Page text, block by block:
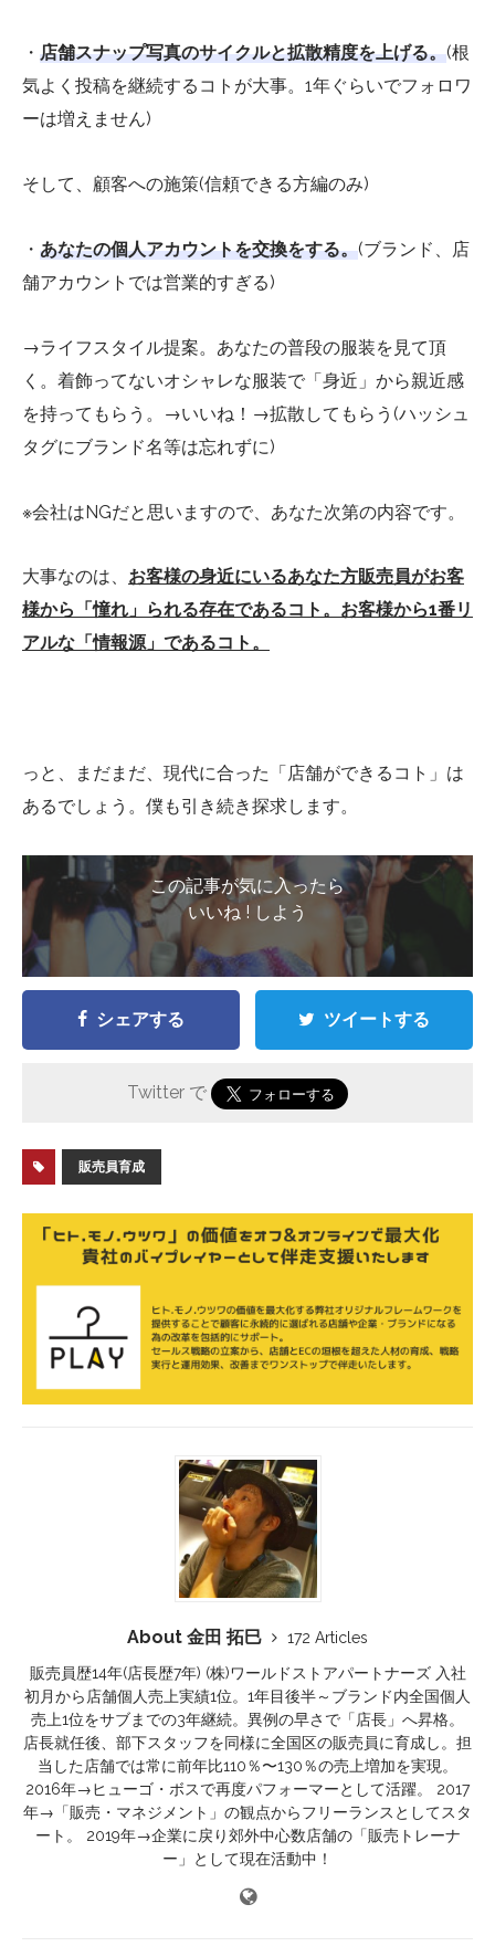
・ 店舗スナップ写真のサイクルと拡散精度を上げる。(根
気よく投稿を継続するコトが大事。1年ぐらいでフォロワ
ーは増えません)
そして、顧客への施策(信頼できる方編のみ)
・ あなたの個人アカウントを交換をする。(ブランド、店
舗アカウントでは営業的すぎる)
→ライフスタイル提案。あなたの普段の服装を見て頂
く。着飾ってないオシャレな服装で「身近」から親近感
を持ってもらう。→いいね！→拡散してもらう(ハッシュ
タグにブランド名等は忘れずに)
※会社はNGだと思いますので、あなた次第の内容です。
大事なのは、 お客様の身近にいるあなた方販売員がお客
様から「憧れ」られる存在であるコト。お客様から1番リ
アルな「情報源」であるコト。
っと、まだまだ、現代に合った「店舗ができるコト」は
あるでしょう。僕も引き続き探求します。
この記事が気に入ったら
いいね ! しよう
シェアする ツイートする
Twitter で
販売員育成
About 金田 拓巳
172 Articles
販売員歴14年(店長歴7年) (株)ワールドストアパートナーズ 入社
初月から店舗個人売上実績1位。1年目後半～ブランド内全国個人
売上1位をサブまでの3年継続。異例の早さで「店長」へ昇格。
店長就任後、部下スタッフを同様に全国区の販売員に育成し。担
当した店舗では常に前年比110％〜130％の売上増加を実現。
2016年→ヒューゴ・ボスで再度パフォーマーとして活躍。 2017
年→「販売・マネジメント」の観点からフリーランスとしてスタ
ート。 2019年→企業に戻り郊外中心数店舗の「販売トレーナ
ー」として現在活動中！